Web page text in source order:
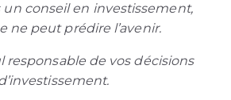
un conseil en investissement,
ne peut prédire l’avenir.
responsable de vos décisions